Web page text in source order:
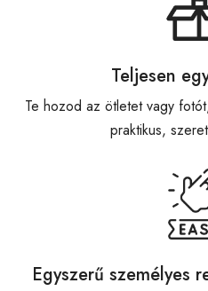
Teljesen
Te hozod az ötletet vagy
praktikus,
Egyszerű személyes